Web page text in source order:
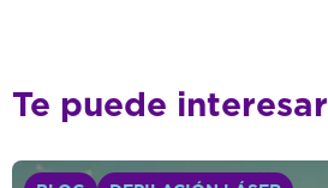
Te puede interesar